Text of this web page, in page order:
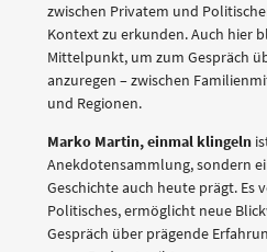
zwischen Privatem und
Kontext zu erkunden. Auch hier
Mittelpunkt, um zum Gespräch
anzuregen – zwischen
und Regionen.
Marko Martin, einmal klingeln
Anekdotensammlung, sondern
Geschichte auch heute prägt. Es
Politisches, ermöglicht neue
Gespräch über prägende